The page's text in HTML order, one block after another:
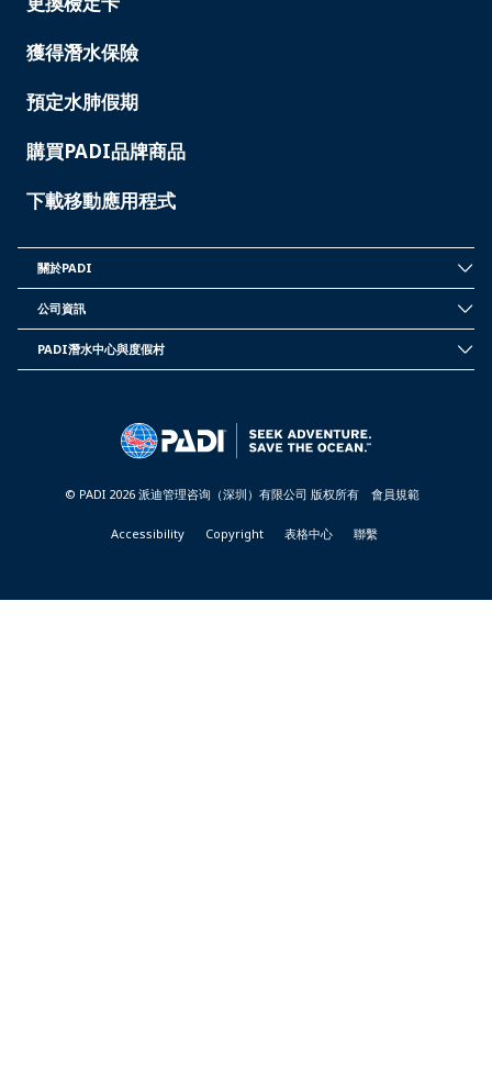
TAIWAN
獲得潛水保險
預定水肺假期
購買PADI品牌商品
下載移動應用程式
PADI
關於PADI
INFORMATION
公司資訊
PADI潛水中心與度假村
© PADI 2026 派迪管理咨询（深圳）有限公司 版权所有 會員規範
Accessibility Copyright 表格中心 聯繫